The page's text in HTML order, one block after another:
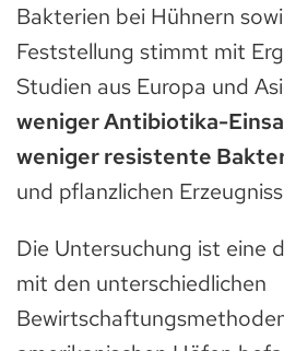
Bakterien bei Hühnern
Feststellung stimmt mit
Studien aus Europa und
weniger Antibiotika-
weniger resistente
und pflanzlichen
Die Untersuchung ist eine
mit den unterschiedlichen